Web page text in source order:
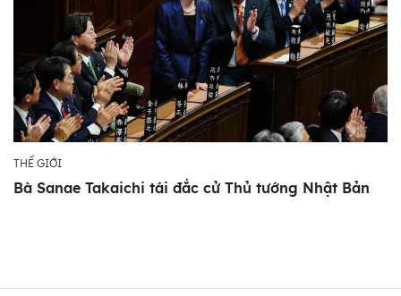
THẾ GIỚI
Bà Sanae Takaichi tái đắc cử Thủ tướng Nhật Bản